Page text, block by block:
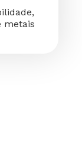
metais